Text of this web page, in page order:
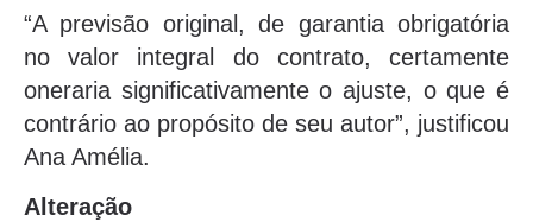
“A previsão original, de garantia obrigatória
no valor integral do contrato, certamente
oneraria significativamente o ajuste, o que é
contrário ao propósito de seu autor”, justificou
Ana Amélia.
Alteração